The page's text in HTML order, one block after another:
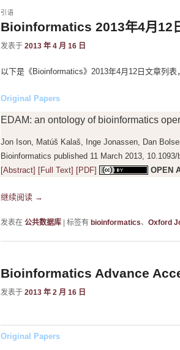
Bioinformatics 2013年4月12
引语
发表于 2013 年 4 月 16 日
以下是《Bioinformatics》2013年4月12日文章列
Original Papers
EDAM: an ontology of bioinformatics
Jon Ison, Matúš Kalaš, Inge Jonassen, Dan
Bioinformatics published 11 March 2013,
[Abstract] [Full Text] [PDF] OPEN
继续阅读 →
发表在 公共数据库 标签有 bioinformatics、 Oxford
Bioinformatics Advance
发表于 2013 年 2 月 16 日
Original Papers